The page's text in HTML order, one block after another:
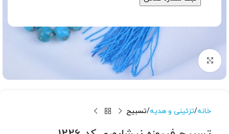
برای بزرگنمایی کلیک کنید
خانه تزئینی و هدیه تسبیح